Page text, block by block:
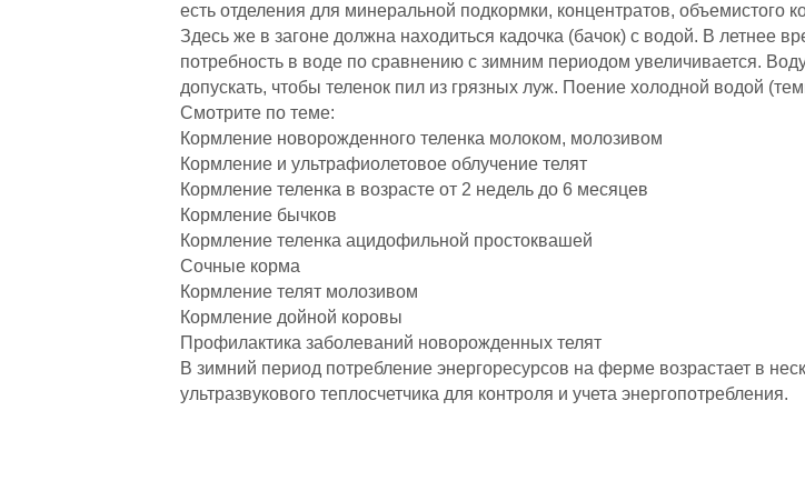
есть отделения для минеральной подкормки, концентратов, объемистого
Здесь же в загоне должна находиться кадочка (бачок) с водой. В летнее
потребность в воде по сравнению с зимним периодом увеличивается.
допускать, чтобы теленок пил из грязных луж. Поение холодной водой
Смотрите по теме:
Кормление новорожденного теленка молоком, молозивом
Кормление и ультрафиолетовое облучение телят
Кормление теленка в возрасте от 2 недель до 6 месяцев
Кормление бычков
Кормление теленка ацидофильной простоквашей
Сочные корма
Кормление телят молозивом
Кормление дойной коровы
Профилактика заболеваний новорожденных телят
В зимний период потребление энергоресурсов на ферме возрастает в
ультразвукового теплосчетчика для контроля и учета энергопотребления.